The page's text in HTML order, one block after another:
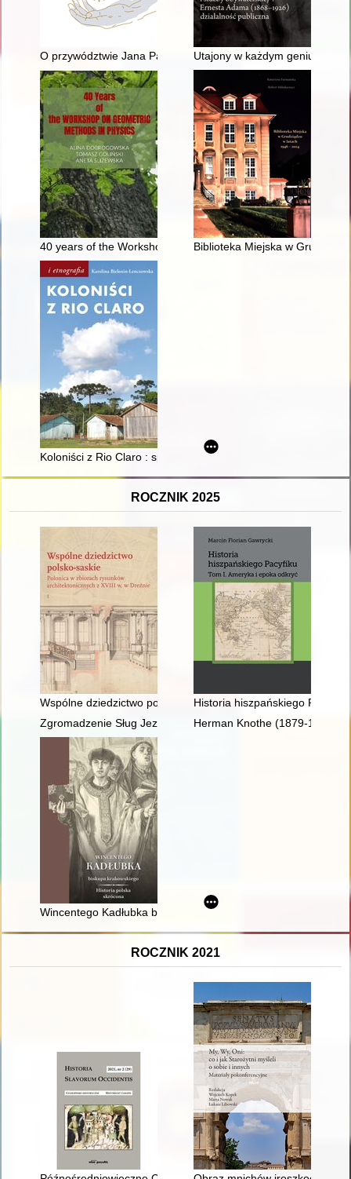
O przywództwie Jana Pawła II Utajony w każdym geniusz
40 years of the Workshop on Geometric Methods in Physics
Biblioteka Miejska w
Koloniści z Rio Claro : społeczno-językowe światy polskich
ROCZNIK 2025
Wspólne dziedzictwo polsko-saskie : polonica w zbiorach
Historia hiszpańskiego
Zgromadzenie Sług Jezusa w latach 1945-1989
Herman Knothe (1879-1961) :
Wincentego Kadłubka biskupa krakowskiego Historia polska
ROCZNIK 2021